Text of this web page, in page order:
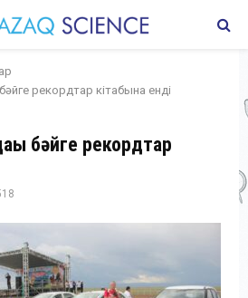
рекордтар кітабына енді
бәйге рекордтар